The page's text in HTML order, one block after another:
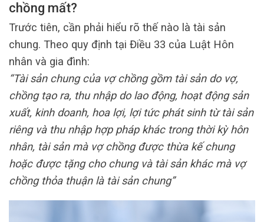
chồng mất?
Trước tiên, cần phải hiểu rõ thế nào là tài sản
chung. Theo quy định tại Điều 33 của Luật Hôn
nhân và gia đình:
“Tài sản chung của vợ chồng gồm tài sản do vợ,
chồng tạo ra, thu nhập do lao động, hoạt động sản
xuất, kinh doanh, hoa lợi, lợi tức phát sinh từ tài sản
riêng và thu nhập hợp pháp khác trong thời kỳ hôn
nhân, tài sản mà vợ chồng được thừa kế chung
hoặc được tặng cho chung và tài sản khác mà vợ
chồng thỏa thuận là tài sản chung”